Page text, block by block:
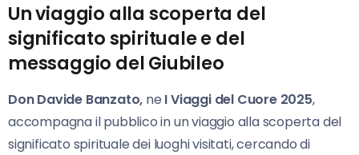
Un viaggio alla scoperta del
significato spirituale e del
messaggio del Giubileo
Don Davide Banzato, ne I Viaggi del Cuore 2025,
accompagna il pubblico in un viaggio alla scoperta del
significato spirituale dei luoghi visitati, cercando di